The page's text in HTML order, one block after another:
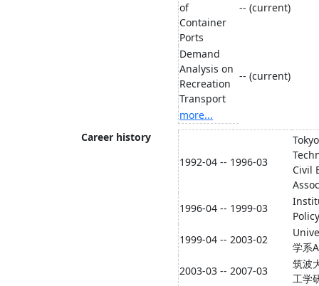
of
Container
Ports
-- (current)
Demand
Analysis on
Recreation
Transport
-- (current)
more...
Career history
1992-04 -- 1996-03
Civil
1996-04 -- 1999-03
1999-04 -- 2003-02
学系
2003-03 -- 2007-03
筑波
工学